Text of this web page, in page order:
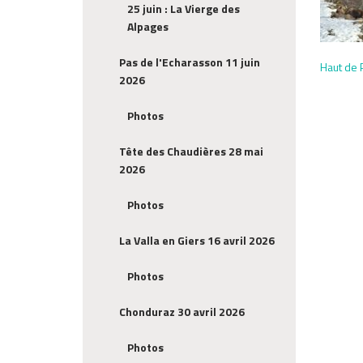
25 juin : La Vierge des
Alpages
Pas de l'Echarasson 11 juin
2026
Photos
Tête des Chaudières 28 mai
2026
Photos
La Valla en Giers 16 avril 2026
Photos
Chonduraz 30 avril 2026
Photos
Haut de